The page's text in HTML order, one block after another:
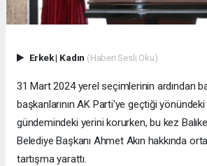
Erkek| Kadın (Haberi Sesli Oku)
31 Mart 2024 yerel seçimlerinin ardından
başkanlarının AK Parti'ye geçtiği
gündemindeki yerini korurken, bu kez
Belediye Başkanı Ahmet Akın hakkında
tartışma yarattı.